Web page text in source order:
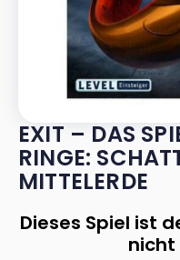
EXIT – DAS
RINGE:
MITTELERDE
Dieses Spiel ist